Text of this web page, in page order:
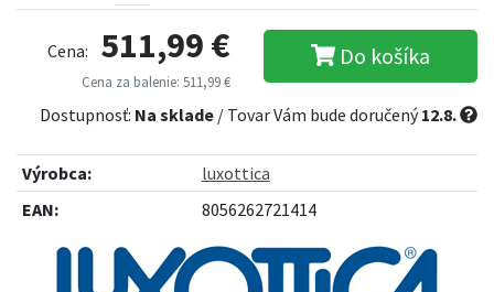
Cena: 511,99 €
Cena za balenie: 511,99 €
Do košíka
Dostupnosť: Na sklade / Tovar Vám bude doručený12.8.
Výrobca:
luxottica
EAN:
8056262721414